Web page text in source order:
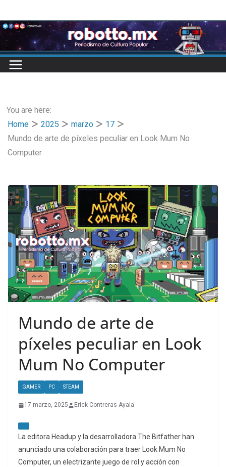
to
content
You are here:
Home
2025 marzo
17
Mundo de arte de píxeles peculiar en Look Mum No
Computer
Mundo de arte de
píxeles peculiar en Look
Mum No Computer
GAMER PC STEAM
17 marzo, 2025 Erick Contreras Ayala
La editora Headup y la desarrolladora The Bitfather han
anunciado una colaboración para traer Look Mum No
Computer, un electrizante juego de rol y acción con